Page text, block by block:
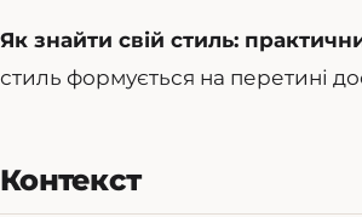
Як знайти свій стиль:
стиль формується на перетині
Контекст